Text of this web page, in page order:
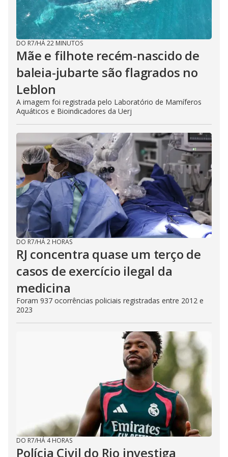
DO R7/HÁ 22 MINUTOS
Mãe e filhote recém-nascido de
baleia-jubarte são flagrados no
Leblon
A imagem foi registrada pelo Laboratório de Mamíferos
Aquáticos e Bioindicadores da Uerj
DO R7/HÁ 2 HORAS
RJ concentra quase um terço de
casos de exercício ilegal da
medicina
Foram 937 ocorrências policiais registradas entre 2012 e
2023
DO R7/HÁ 4 HORAS
Polícia Civil do Rio investiga